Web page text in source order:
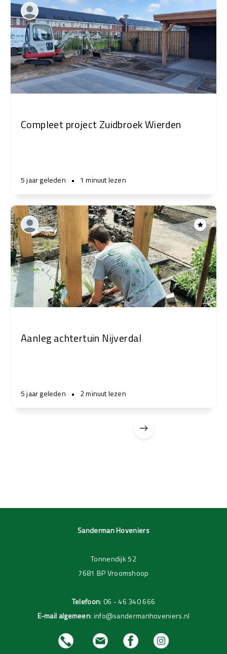
Compleet project Zuidbroek Wierden
5 jaar geleden • 1 minuut lezen
Aanleg achtertuin Nijverdal
5 jaar geleden • 2 minuut lezen
Sanderman Hoveniers
Tonnendijk 52
7681 BP Vroomshoop
Telefoon: 06 - 46 340 666
E-mail algemeen: info@sandermanhoveniers.nl